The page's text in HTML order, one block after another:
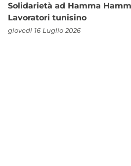
Solidarietà ad Hamma
Lavoratori tunisino
giovedì 16 Luglio 2026